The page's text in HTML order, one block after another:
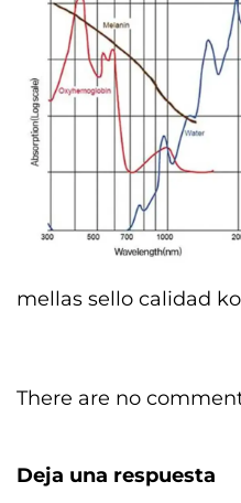
mellas sello calidad
There are no
Deja una respuesta